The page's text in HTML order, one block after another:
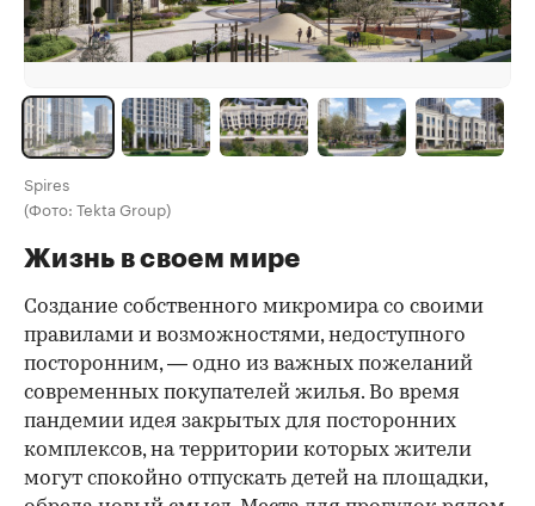
Spires
(Фото: Tekta Group)
Жизнь в своем мире
Создание собственного микромира со своими
правилами и возможностями, недоступного
посторонним, — одно из важных пожеланий
современных покупателей жилья. Во время
пандемии идея закрытых для посторонних
комплексов, на территории которых жители
могут спокойно отпускать детей на площадки,